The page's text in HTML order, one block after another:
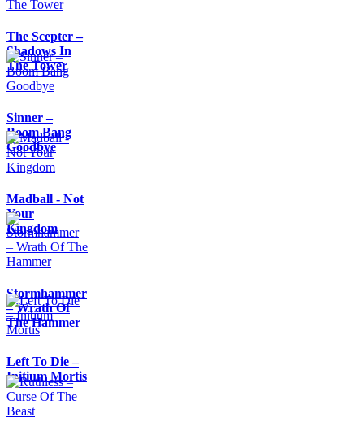
The Scepter –
Shadows In
The Tower
Sinner –
Boom Bang
Goodbye
Madball - Not
Your
Kingdom
Stormhammer
– Wrath Of
The Hammer
Left To Die –
Initium Mortis